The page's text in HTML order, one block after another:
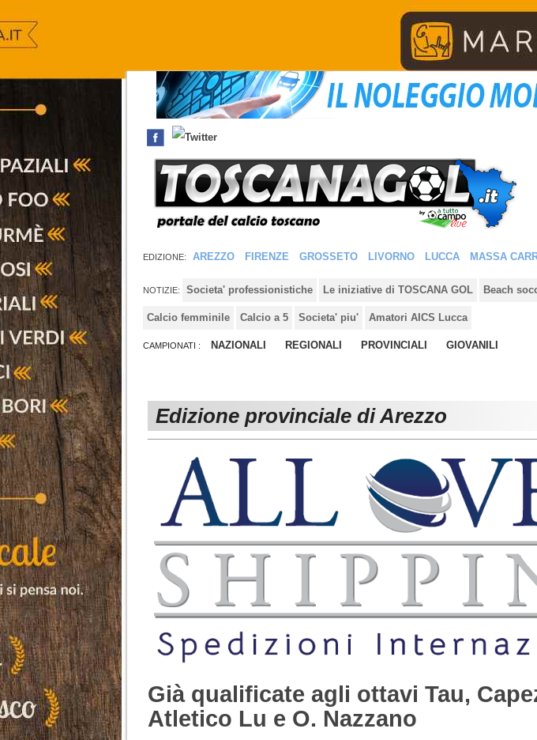
EDIZIONE: AREZZO FIRENZE GROSSETO LIVORNO LUCCA MASSA
NOTIZIE: Societa' professionistiche Le iniziative di TOSCANA GOL Beach
Calcio femminile Calcio a 5 Societa' piu' Amatori AICS Lucca
CAMPIONATI : NAZIONALI REGIONALI PROVINCIALI GIOVANILI
Edizione provinciale di Arezzo
Già qualificate agli ottavi Tau,
Atletico Lu e O. Nazzano